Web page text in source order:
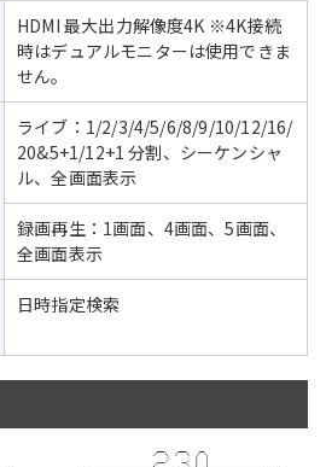
HDMI 最大出力解像度4K ※4K接続
時はデュアルモニターは使用できま
せん。
ライブ：1/2/3/4/5/6/8/9/10/12/16/
20&5+1/12+1 分割、シーケンシャ
ル、全画面表示
録画再生：1画面、4画面、5画面、
全画面表示
日時指定検索